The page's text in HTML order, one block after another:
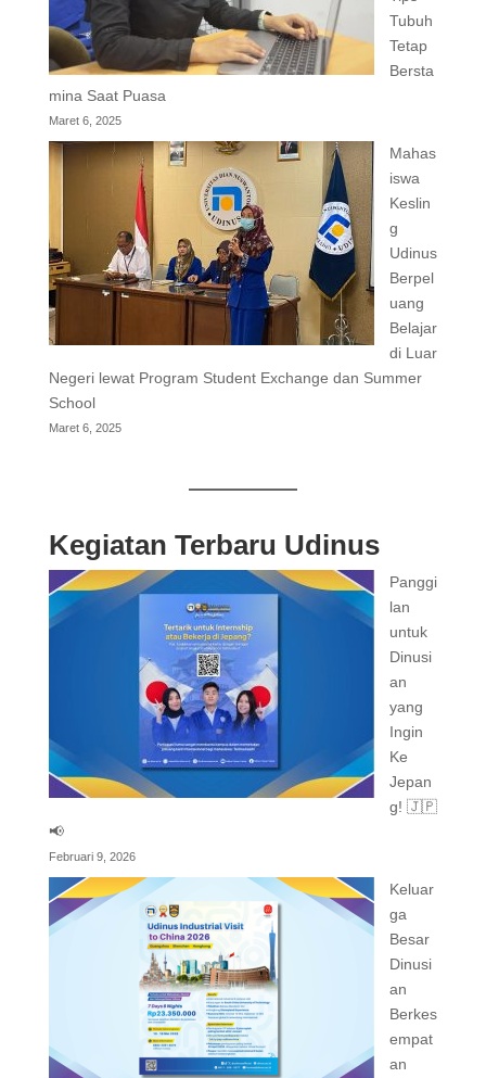
Tubuh
Tetap
Bersta
mina Saat Puasa
Maret 6, 2025
Mahas
iswa
Keslin
g
Udinus
Berpel
uang
Belajar
di Luar
Negeri lewat Program Student Exchange dan Summer
School
Maret 6, 2025
Kegiatan Terbaru Udinus
Panggi
lan
untuk
Dinusi
an
yang
Ingin
Ke
Jepan
g! 🇯🇵
📢
Februari 9, 2026
Keluar
ga
Besar
Dinusi
an
Berkes
empat
an